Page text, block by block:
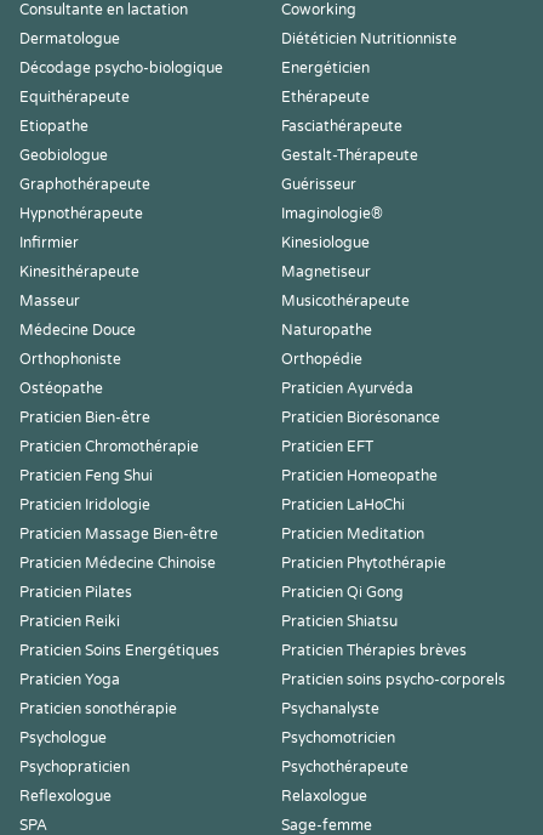
Consultante en lactation
Coworking
Dermatologue
Diététicien Nutritionniste
Décodage psycho-biologique
Energéticien
Equithérapeute
Ethérapeute
Etiopathe
Fasciathérapeute
Geobiologue
Gestalt-Thérapeute
Graphothérapeute
Guérisseur
Hypnothérapeute
Imaginologie®
Infirmier
Kinesiologue
Kinesithérapeute
Magnetiseur
Masseur
Musicothérapeute
Médecine Douce
Naturopathe
Orthophoniste
Orthopédie
Ostéopathe
Praticien Ayurvéda
Praticien Bien-être
Praticien Biorésonance
Praticien Chromothérapie
Praticien EFT
Praticien Feng Shui
Praticien Homeopathe
Praticien Iridologie
Praticien LaHoChi
Praticien Massage Bien-être
Praticien Meditation
Praticien Médecine Chinoise
Praticien Phytothérapie
Praticien Pilates
Praticien Qi Gong
Praticien Reiki
Praticien Shiatsu
Praticien Soins Energétiques
Praticien Thérapies brèves
Praticien Yoga
Praticien soins psycho-corporels
Praticien sonothérapie
Psychanalyste
Psychologue
Psychomotricien
Psychopraticien
Psychothérapeute
Reflexologue
Relaxologue
SPA
Sage-femme